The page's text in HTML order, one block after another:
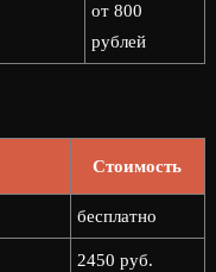
от 800
рублей
Стоимость
бесплатно
2450 руб.